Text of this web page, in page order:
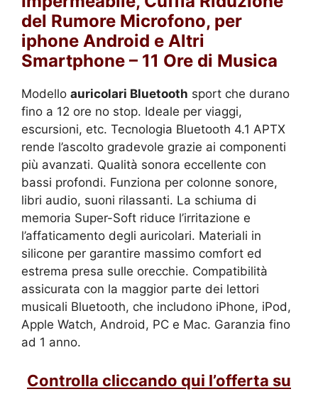
del Rumore Microfono, per
iphone Android e Altri
Smartphone – 11 Ore di Musica
Modello auricolari Bluetooth sport che durano
fino a 12 ore no stop. Ideale per viaggi,
escursioni, etc. Tecnologia Bluetooth 4.1 APTX
rende l’ascolto gradevole grazie ai componenti
più avanzati. Qualità sonora eccellente con
bassi profondi. Funziona per colonne sonore,
libri audio, suoni rilassanti. La schiuma di
memoria Super-Soft riduce l’irritazione e
l’affaticamento degli auricolari. Materiali in
silicone per garantire massimo comfort ed
estrema presa sulle orecchie. Compatibilità
assicurata con la maggior parte dei lettori
musicali Bluetooth, che includono iPhone, iPod,
Apple Watch, Android, PC e Mac. Garanzia fino
ad 1 anno.
Controlla cliccando qui l’offerta su